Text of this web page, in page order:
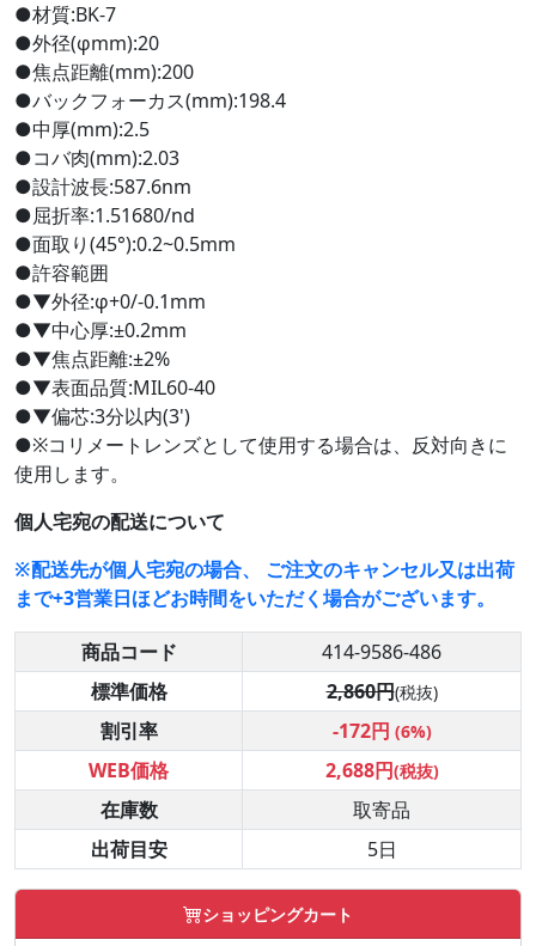
●材質:BK-7
●外径(φmm):20
●焦点距離(mm):200
●バックフォーカス(mm):198.4
●中厚(mm):2.5
●コバ肉(mm):2.03
●設計波長:587.6nm
●屈折率:1.51680/nd
●面取り(45°):0.2~0.5mm
●許容範囲
●▼外径:φ+0/-0.1mm
●▼中心厚:±0.2mm
●▼焦点距離:±2%
●▼表面品質:MIL60-40
●▼偏芯:3分以内(3')
●※コリメートレンズとして使用する場合は、反対向きに
使用します。
個人宅宛の配送について
※配送先が個人宅宛の場合、 ご注文のキャンセル又は出荷
まで+3営業日ほどお時間をいただく場合がございます。
商品コード
414-9586-486
標準価格
2,860円(税抜)
割引率 -172円 (6%)
WEB価格 2,688円(税抜)
在庫数
取寄品
出荷目安
5日
ショッピングカート